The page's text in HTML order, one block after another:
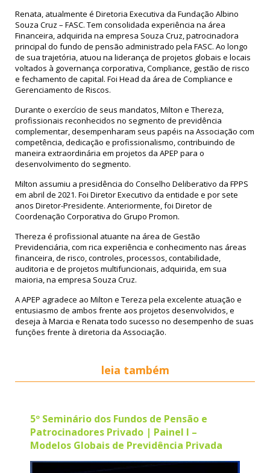
Renata, atualmente é Diretoria Executiva da Fundação Albino
Souza Cruz – FASC. Tem consolidada experiência na área
Financeira, adquirida na empresa Souza Cruz, patrocinadora
principal do fundo de pensão administrado pela FASC. Ao longo
de sua trajetória, atuou na liderança de projetos globais e locais
voltados à governança corporativa, Compliance, gestão de risco
e fechamento de capital. Foi Head da área de Compliance e
Gerenciamento de Riscos.
Durante o exercício de seus mandatos, Milton e Thereza,
profissionais reconhecidos no segmento de previdência
complementar, desempenharam seus papéis na Associação com
competência, dedicação e profissionalismo, contribuindo de
maneira extraordinária em projetos da APEP para o
desenvolvimento do segmento.
Milton assumiu a presidência do Conselho Deliberativo da FPPS
em abril de 2021. Foi Diretor Executivo da entidade e por sete
anos Diretor-Presidente. Anteriormente, foi Diretor de
Coordenação Corporativa do Grupo Promon.
Thereza é profissional atuante na área de Gestão
Previdenciária, com rica experiência e conhecimento nas áreas
financeira, de risco, controles, processos, contabilidade,
auditoria e de projetos multifuncionais, adquirida, em sua
maioria, na empresa Souza Cruz.
A APEP agradece ao Milton e Tereza pela excelente atuação e
entusiasmo de ambos frente aos projetos desenvolvidos, e
deseja à Marcia e Renata todo sucesso no desempenho de suas
funções frente à diretoria da Associação.
leia também
5º Seminário dos Fundos de Pensão e
Patrocinadores Privado | Painel I –
Modelos Globais de Previdência Privada